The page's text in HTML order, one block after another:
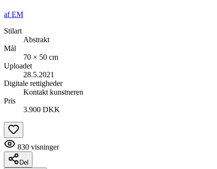
afEM
Stilart
Abstrakt
Mål
70 × 50 cm
Uploadet
28.5.2021
Digitale rettigheder
Kontakt kunstneren
Pris
3.900 DKK
830 visninger
Del